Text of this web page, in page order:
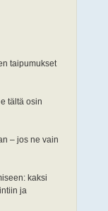
taipumukset
tältä osin
– jos ne vain
kaksi
ja